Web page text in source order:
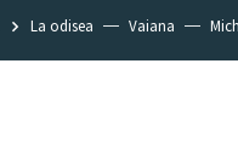
La odisea Vaiana